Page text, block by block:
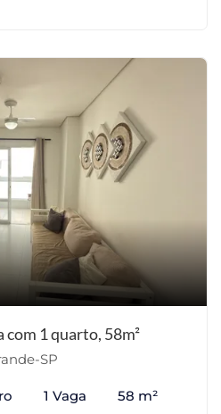
1 quarto, 58m²
SP
1 Vaga 58 m²